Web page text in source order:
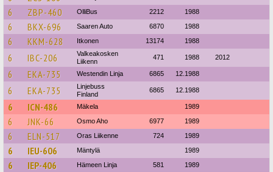
6 ZBP-460 OlliBus 2212 1988
6 BKX-696 Saaren Auto 6870 1988
6 KKM-628 Itkonen 13174 1988
6 IBC-206
Valkeakosken
Liikenn
471 1988 2012
6 EKA-735 Westendin Linja 6865 12.1988
6 EKA-735
Linjebuss
Finland
6865 12.1988
6 ICN-486 Mäkela 1989
6 JNK-66 Osmo Aho 6977 1989
6 ELN-517 Oras Liikenne 724 1989
6 IEU-606 Mäntylä 1989
6 IEP-406 Hämeen Linja 581 1989